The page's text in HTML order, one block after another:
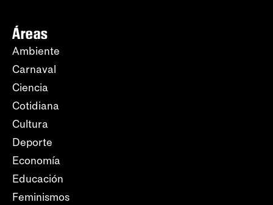
Áreas
Ambiente
Carnaval
Ciencia
Cotidiana
Cultura
Deporte
Economía
Educación
Feminismos